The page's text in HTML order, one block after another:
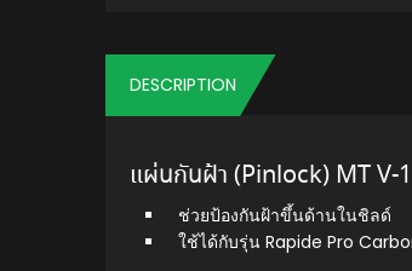
DESCRIPTION
แผ่นกันฝ้า (Pinlock) MT V-
ช่วยป้องกันฝ้าขึ้นด้านในชิลด์
ใช้ได้กับรุ่น Rapide Pro